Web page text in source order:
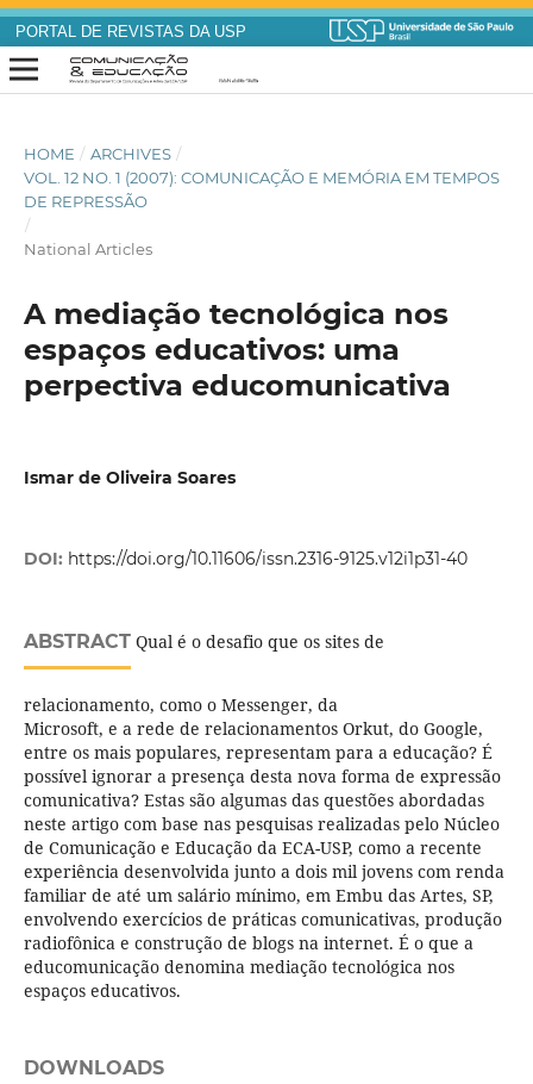
PORTAL DE REVISTAS DA USP
HOME / ARCHIVES /
VOL. 12 NO. 1 (2007): COMUNICAÇÃO E MEMÓRIA EM TEMPOS
DE REPRESSÃO
/
National Articles
A mediação tecnológica nos
espaços educativos: uma
perpectiva educomunicativa
Ismar de Oliveira Soares
DOI: https://doi.org/10.11606/issn.2316-9125.v12i1p31-40
ABSTRACTQual é o desafio que os sites de
relacionamento, como o Messenger, da
Microsoft, e a rede de relacionamentos Orkut, do Google,
entre os mais populares, representam para a educação? É
possível ignorar a presença desta nova forma de expressão
comunicativa? Estas são algumas das questões abordadas
neste artigo com base nas pesquisas realizadas pelo Núcleo
de Comunicação e Educação da ECA-USP, como a recente
experiência desenvolvida junto a dois mil jovens com renda
familiar de até um salário mínimo, em Embu das Artes, SP,
envolvendo exercícios de práticas comunicativas, produção
radiofônica e construção de blogs na internet. É o que a
educomunicação denomina mediação tecnológica nos
espaços educativos.
DOWNLOADS